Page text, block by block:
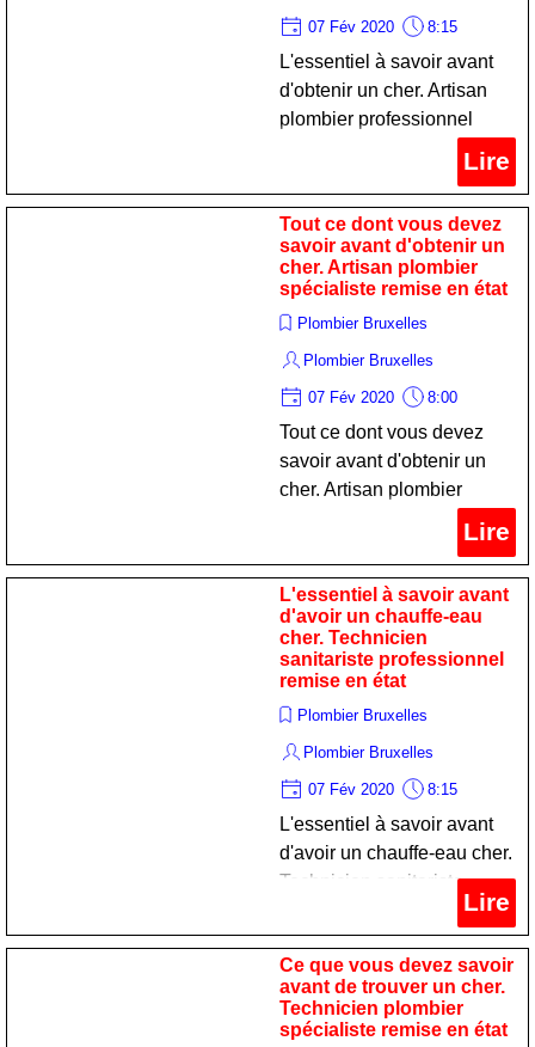
07 Fév 2020 8:15
L'essentiel à savoir avant
d'obtenir un cher. Artisan
plombier professionnel
Lire
Tout ce dont vous devez
savoir avant d'obtenir un
cher. Artisan plombier
spécialiste remise en état
Plombier Bruxelles
Plombier Bruxelles
07 Fév 2020 8:00
Tout ce dont vous devez
savoir avant d'obtenir un
cher. Artisan plombier
spécialiste remise en étatLire
L'essentiel à savoir avant
d'avoir un chauffe-eau
cher. Technicien
sanitariste professionnel
remise en état
Plombier Bruxelles
Plombier Bruxelles
07 Fév 2020 8:15
L'essentiel à savoir avant
d'avoir un chauffe-eau cher.
Technicien sanitariste
professionnel remise en
état
Lire
Ce que vous devez savoir
avant de trouver un cher.
Technicien plombier
spécialiste remise en état